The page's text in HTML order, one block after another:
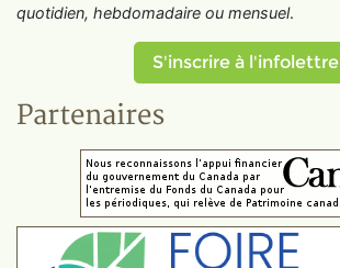
quotidien, hebdomadaire ou mensuel.
S'inscrire à l'infolettre
Partenaires